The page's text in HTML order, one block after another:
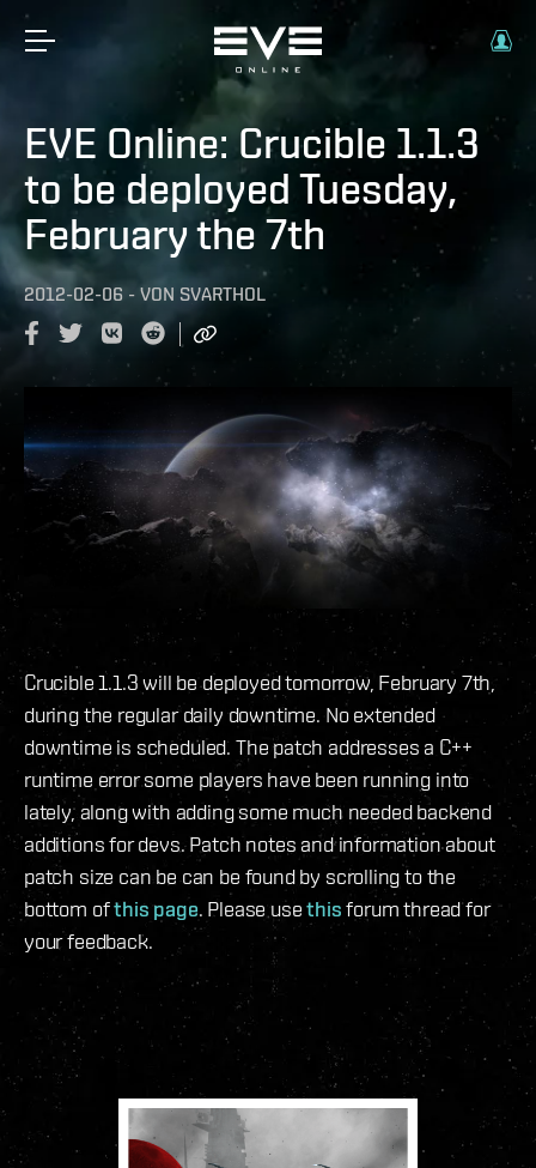
EVE Online: Crucible 1.1.3
to be deployed Tuesday,
February the 7th
2012-02-06 - VON SVARTHOL
Crucible 1.1.3 will be deployed tomorrow, February 7th,
during the regular daily downtime. No extended
downtime is scheduled. The patch addresses a C++
runtime error some players have been running into
lately, along with adding some much needed backend
additions for devs. Patch notes and information about
patch size can be can be found by scrolling to the
bottom ofthis page. Please usethisforum thread for
your feedback.